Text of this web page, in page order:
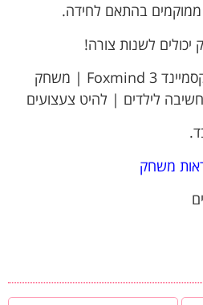
ממוקמים בהתאם לחידה.
לשנות צורה!
משחק